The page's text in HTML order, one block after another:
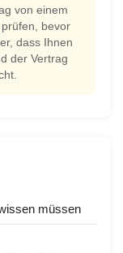
von einem
bevor
dass Ihnen
der Vertrag
müssen